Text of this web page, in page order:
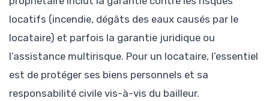
locatifs (incendie, dégâts des eaux causés par le
locataire) et parfois la garantie juridique ou
l’assistance multirisque. Pour un locataire, l’essentiel
est de protéger ses biens personnels et sa
responsabilité civile vis-à-vis du bailleur.